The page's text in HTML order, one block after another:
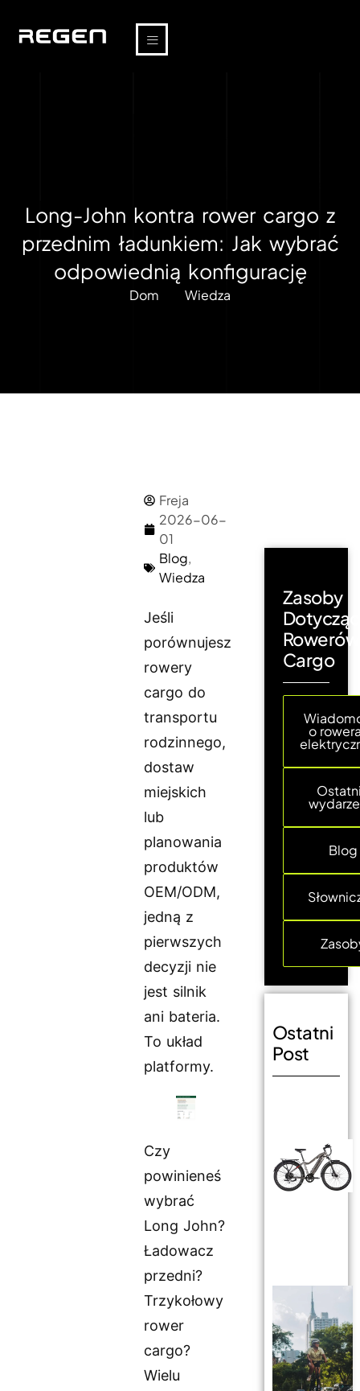
Long-John kontra rower cargo z
przednim ładunkiem: Jak wybrać
odpowiednią konfigurację
Dom Wiedza
Freja
2026-06-
01
Blog,
Wiedza
Jeśli
porównujesz
rowery
cargo do
transportu
rodzinnego,
dostaw
miejskich
lub
planowania
produktów
OEM/ODM,
jedną z
pierwszych
decyzji nie
jest silnik
ani bateria.
To układ
platformy.
Czy
powinieneś
wybrać
Long John?
Ładowacz
przedni?
Trzykołowy
rower
cargo?
Wielu
Zasoby
Rowerów
Cargo
o
Blog
Ostatni
Post